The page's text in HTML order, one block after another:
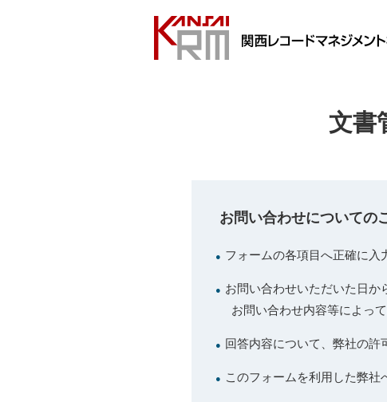
文書
お問い合わせについての
● フォームの各項目へ正確に入
● お問い合わせいただいた日か
お問い合わせ内容等によっ
● 回答内容について、弊社の許
● このフォームを利用した弊社